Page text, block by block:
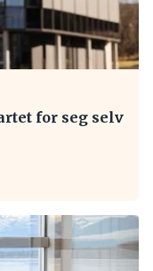
for seg selv